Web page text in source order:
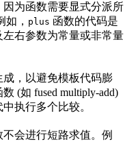
为函数需要显式分派所
如， plus 函数的代码是
右参数为常量或非常量
，以避免模板代码膨
(如 fused multiply-add)
执行多个比较。
会进行短路求值。例